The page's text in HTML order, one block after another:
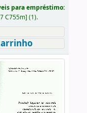
para empréstimo:
C755m] (1).